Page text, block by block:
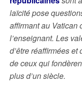
laïcité pose
affirmant au Vatican
l’enseignant. Les
d’être réaffirmées
de ceux qui
plus d’un siècle.